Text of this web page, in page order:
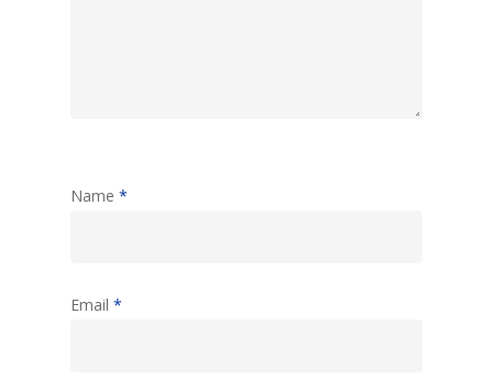
Name *
Email *